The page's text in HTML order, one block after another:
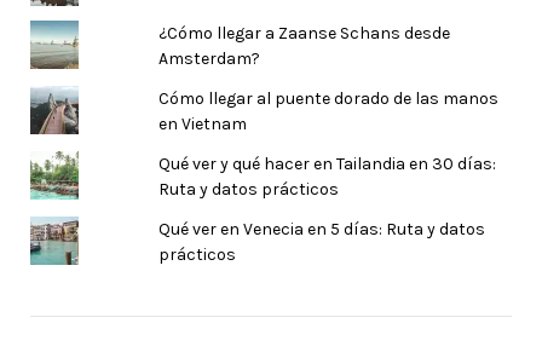
¿Cómo llegar a Zaanse Schans desde
Amsterdam?
Cómo llegar al puente dorado de las manos
en Vietnam
Qué ver y qué hacer en Tailandia en 30 días:
Ruta y datos prácticos
Qué ver en Venecia en 5 días: Ruta y datos
prácticos